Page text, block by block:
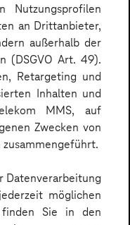
Nutzungsprofilen
an Drittanbieter,
außerhalb der
(DSGVO Art. 49).
Retargeting und
Inhalten und
MMS, auf
Zwecken von
Datenverarbeitung
möglichen
Sie in den
sie dabei schaffen.